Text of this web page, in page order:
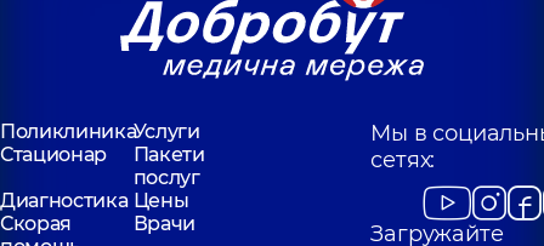
ПоликлиникаУслуги
Стационар
Пакети
послуг
Диагностика Цены
Скорая
Врачи
Мы в
сетях:
Загружайте